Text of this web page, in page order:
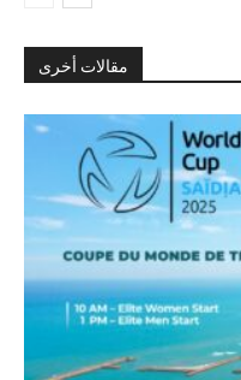
مقالات أخرى